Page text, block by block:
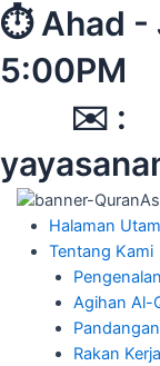
Skip
to
content
⏱︎ Ahad -
✉︎ :
Halaman
Tentang Kami
Pengenalan
Agihan Al-
Rakan